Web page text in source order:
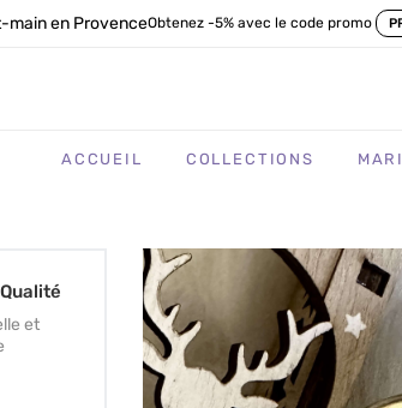
main en ProvenceObtenez -5% avec le code promo
ACCUEIL COLLECTIONS
et